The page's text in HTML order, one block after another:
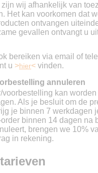
zijn wij afhankelijk van
Het kan voorkomen dat
ontvangen
gevallen ontvangt u
bereiken via email of
u >hier< vinden.
annuleren
voorbestelling kan
Als je besluit om de
je binnen 7 werkdagen
binnen 14 dagen na
brengen we 10%
in rekening.